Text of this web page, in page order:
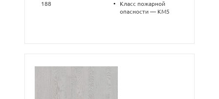
188
•
Класс пожарной
опасности — КМ5